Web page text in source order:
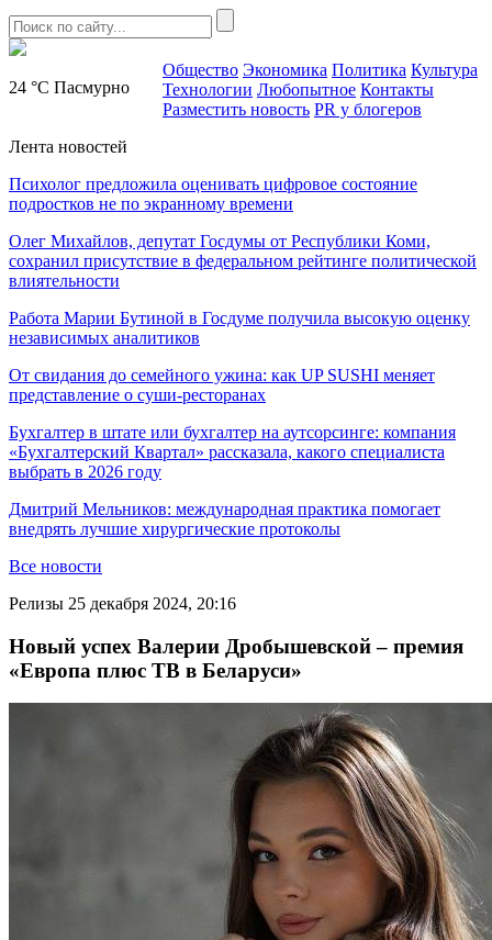
24 °C Пасмурно
Общество Экономика Политика Культура
Технологии Любопытное Контакты
Разместить новость PR у блогеров
Лента новостей
Психолог предложила оценивать цифровое состояние
подростков не по экранному времени
Олег Михайлов, депутат Госдумы от Республики Коми,
сохранил присутствие в федеральном рейтинге политической
влиятельности
Работа Марии Бутиной в Госдуме получила высокую оценку
независимых аналитиков
От свидания до семейного ужина: как UP SUSHI меняет
представление о суши-ресторанах
Бухгалтер в штате или бухгалтер на аутсорсинге: компания
«Бухгалтерский Квартал» рассказала, какого специалиста
выбрать в 2026 году
Дмитрий Мельников: международная практика помогает
внедрять лучшие хирургические протоколы
Все новости
Релизы 25 декабря 2024, 20:16
Новый успех Валерии Дробышевской – премия
«Европа плюс ТВ в Беларуси»